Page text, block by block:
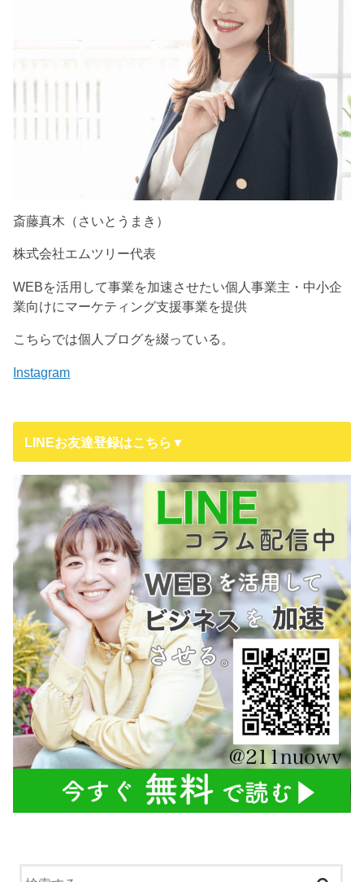
斎藤真木（さいとうまき）
株式会社エムツリー代表
WEBを活用して事業を加速させたい個人事業主・中小企
業向けにマーケティング支援事業を提供
こちらでは個人ブログを綴っている。
Instagram
LINEお友達登録はこちら▼